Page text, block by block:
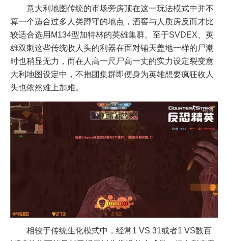
意大利地图传统的市场旁房顶在这一玩法模式中并不
算一个适合过多人类蹲守的地点，酒窖与人质房反而才比
较适合选用M134型加特林的英雄集群。至于SVDEX、英
雄双刺这些传统收人头的利器在面对铺天盖地一样的尸潮
时也稍显无力，而在人高一尺尸高一丈的实力设定裂变意
大利地图设定中，不抱团集群即便身为英雄想要疯狂收人
头也依然难上加难。
相较于传统生化模式中，经常1 VS 31或者1 VS数百